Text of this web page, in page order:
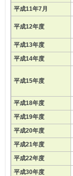
平成11年7月
平成12年度
平成13年度
平成14年度
平成15年度
平成18年度
平成19年度
平成20年度
平成21年度
平成22年度
平成30年度